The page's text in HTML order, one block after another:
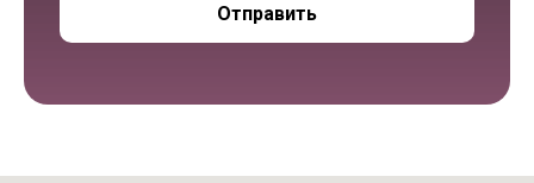
Отправить